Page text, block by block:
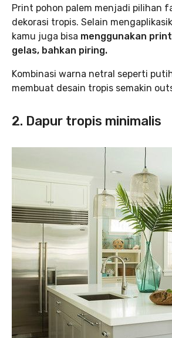
Print pohon palem menjadi pilihan
dekorasi tropis. Selain
kamu juga bisa menggunakan
gelas, bahkan piring.
Kombinasi warna netral seperti
membuat desain tropis semakin
2. Dapur tropis minimalis